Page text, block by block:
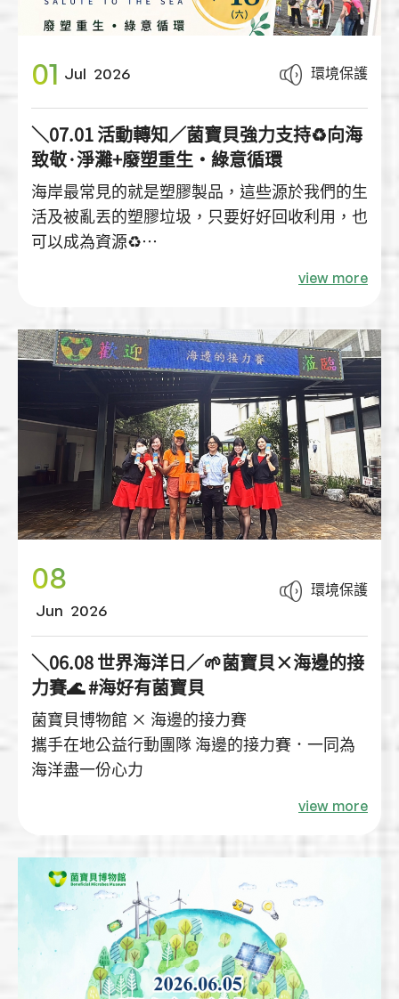
01 Jul 2026 環境保護
＼07.01 活動轉知／菌寶貝強力支持♻️向海
致敬·淨灘+廢塑重生・綠意循環
海岸最常見的就是塑膠製品，這些源於我們的生
活及被亂丟的塑膠垃圾，只要好好回收利用，也
可以成為資源♻️
業老師指導下，將廢塑料搭配宜蘭在地「宜定
肥」，製成美化環境的精美小盆栽🌹
view more
08
Jun 2026
環境保護
＼06.08 世界海洋日／🌱菌寶貝×海邊的接
力賽🌊 #海好有菌寶貝
菌寶貝博物館 × 海邊的接力賽
攜手在地公益行動團隊 海邊的接力賽．一同為
海洋盡一份心力
view more